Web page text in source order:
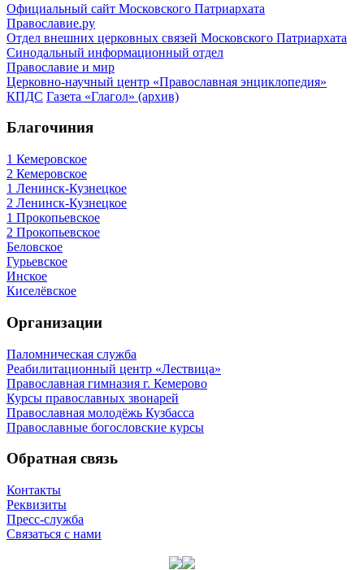
Официальный сайт Московского Патриархата
Православие.ру
Отдел внешних церковных связей Московского Патриархата
Синодальный информационный отдел
Православие и мир
Церковно-научный центр «Православная энциклопедия»
КПДС Газета «Глагол» (архив)
Благочиния
1 Кемеровское
2 Кемеровское
1 Ленинск-Кузнецкое
2 Ленинск-Кузнецкое
1 Прокопьевское
2 Прокопьевское
Беловское
Гурьевское
Инское
Киселёвское
Организации
Паломническая служба
Реабилитационный центр «Лествица»
Православная гимназия г. Кемерово
Курсы православных звонарей
Православная молодёжь Кузбасса
Православные богословские курсы
Обратная связь
Контакты
Реквизиты
Пресс-служба
Связаться с нами